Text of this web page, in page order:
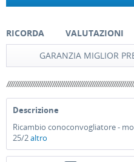
RICORDA
VALUTAZIONI
GARANZIA MIGLIOR
Descrizione
Ricambio conoconvogliatore -
25/2altro